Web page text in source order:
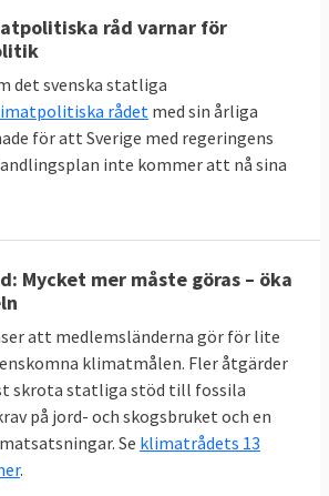
och
ska EU till 2030 minska
med 34
992,5 Mtoe. Här finns
energi i EU ska fördubblas
2030 till minst 42,5 procent,
procent. Sverige har i särklass
förnybar energi bland
66 procent 2023. Inte heller här
krav på enskilda
utan målet är gemensamt.
råd varnar för
det svenska statliga
rådet med sin årliga
för att Sverige med regeringens
inte kommer att nå sina
Mycket mer måste göras – öka
att medlemsländerna gör för lite
klimatmålen. Fler åtgärder
skrota statliga stöd till fossila
på jord- och skogsbruket och en
Se klimatrådets 13
.